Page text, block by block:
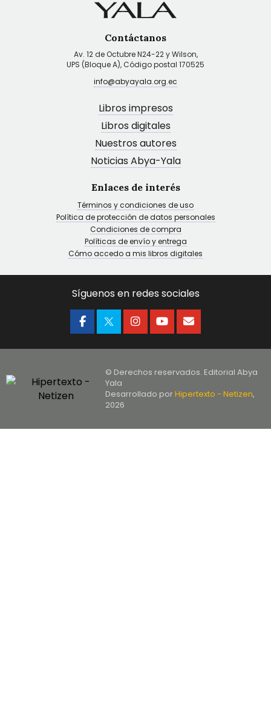
Contáctanos
Av. 12 de Octubre N24-22 y Wilson,
UPS (Bloque A), Código postal 170525
info@abyayala.org.ec
Libros impresos
Libros digitales
Nuestros autores
Noticias Abya-Yala
Enlaces de interés
Términos y condiciones de uso
Política de protección de datos personales
Condiciones de compra
Políticas de envío y entrega
Cómo accedo a mis libros digitales
Síguenos en redes sociales
© Derechos reservados. Editorial Abya
Yala
Desarrollado porHipertexto - Netizen,
2026